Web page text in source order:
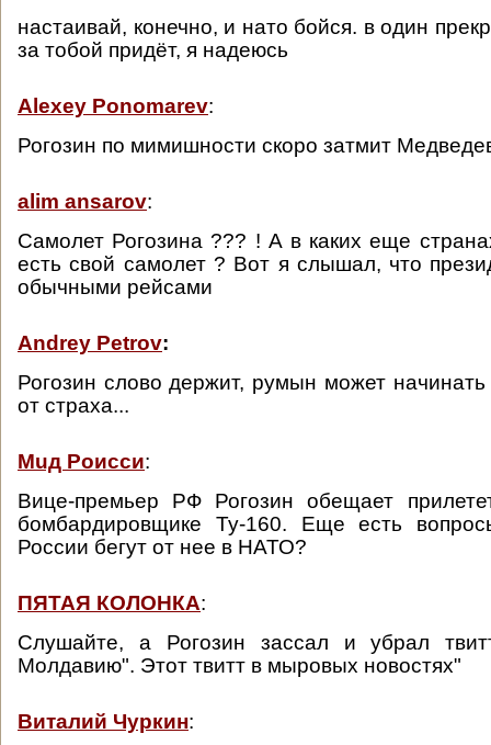
настаивай, конечно, и нато бойся. в один
за тобой придёт, я надеюсь
Alexey Ponomarev:
Рогозин по мимишности скоро затмит
alim ansarov:
Самолет Рогозина ??? ! А в каких еще
есть свой самолет ? Вот я слышал, что
обычными рейсами
Andrey Petrov:
Рогозин слово держит, румын может
от страха...
Muд Роисси:
Вице-премьер РФ Рогозин обещает
бомбардировщике Ту-160. Еще есть
России бегут от нее в НАТО?
ПЯТАЯ КОЛОНКА:
Слушайте, а Рогозин зассал и убрал
Молдавию". Этот твитт в мыровых новостях"
Виталий Чуркин: